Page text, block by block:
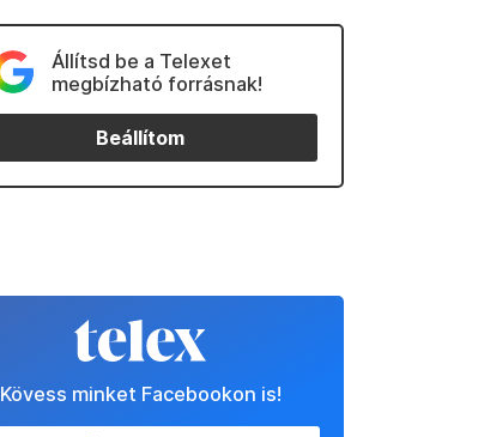
Állítsd be a Telexet
megbízható forrásnak!
Beállítom
Kövess minket Facebookon is!